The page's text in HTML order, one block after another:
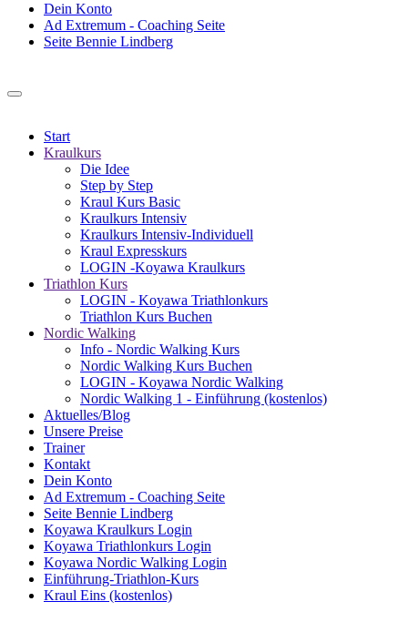
Dein Konto
Ad Extremum - Coaching Seite
Seite Bennie Lindberg
Start
Kraulkurs
Die Idee
Step by Step
Kraul Kurs Basic
Kraulkurs Intensiv
Kraulkurs Intensiv-Individuell
Kraul Expresskurs
LOGIN -Koyawa Kraulkurs
Triathlon Kurs
LOGIN - Koyawa Triathlonkurs
Triathlon Kurs Buchen
Nordic Walking
Info - Nordic Walking Kurs
Nordic Walking Kurs Buchen
LOGIN - Koyawa Nordic Walking
Nordic Walking 1 - Einführung (kostenlos)
Aktuelles/Blog
Unsere Preise
Trainer
Kontakt
Dein Konto
Ad Extremum - Coaching Seite
Seite Bennie Lindberg
Koyawa Kraulkurs Login
Koyawa Triathlonkurs Login
Koyawa Nordic Walking Login
Einführung-Triathlon-Kurs
Kraul Eins (kostenlos)